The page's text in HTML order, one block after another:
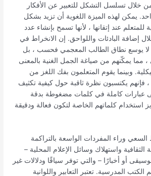
خلال تسلسل التشكل للتعبير عن الأفكار
يمكن لهذه الميزة اللغوية أن تزيد بشكل
للمتعلم عند إتقانها ، لأنها تسمح بإنشاء عدد
إضافة البادئات واللواحق. إن الانخراط في
لا يوسع نطاق الطالب المعجمي فحسب ، بل
، مما يمكّنهم من صياغة الجمل الغنية بالمعنى
وبينما يقوم المتعلمون بفك اللغز من
، فإنهم يكتسبون نظرة ثاقبة حول كيفية تكثيف
عبارات كاملة في كلمات مضغوطة بدقة
استخدام كلماتهم الخاصة لتكون فعالة ودقيقة
وراء المفردات الواسعة بالتراكمة
الثقافية واستهلاك وسائل الإعلام المحلية –
أو أخبارًا – والتي توفر سياقًا ودلالات غير
المدرسية. تعتبر التعابير واللوانية